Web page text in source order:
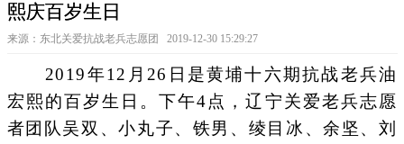
熙庆百岁生日
来源：东北关爱抗战老兵志愿团 2019-12-30 15:29:27
2019年12月26日是黄埔十六期抗战老兵油
宏熙的百岁生日。下午4点，辽宁关爱老兵志愿
者团队吴双、小丸子、铁男、绫目冰、余坚、刘